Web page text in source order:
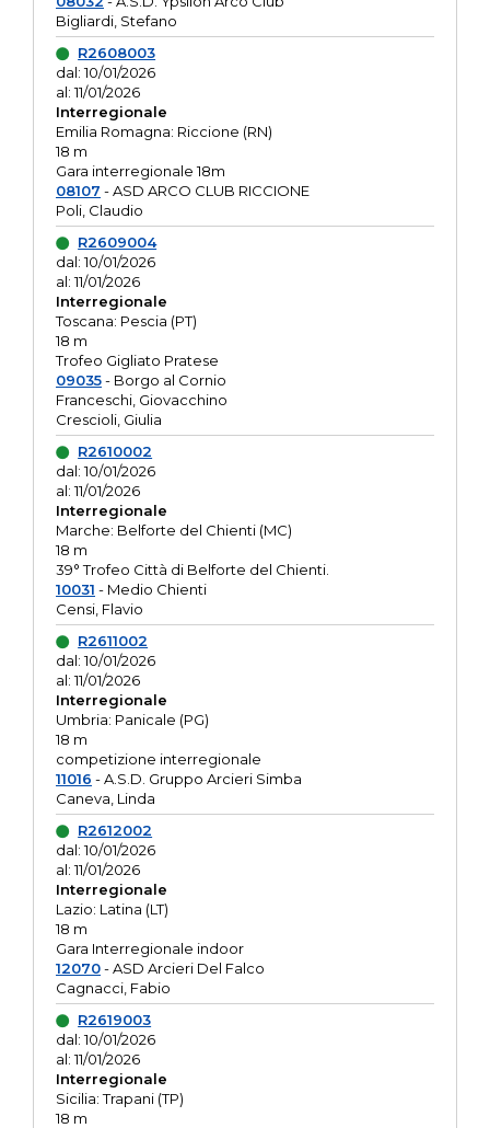
Bigliardi, Stefano
R2608003
dal: 10/01/2026
al: 11/01/2026
Interregionale
Emilia Romagna: Riccione (RN)
18 m
Gara interregionale 18m
08107 - ASD ARCO CLUB RICCIONE
Poli, Claudio
R2609004
dal: 10/01/2026
al: 11/01/2026
Interregionale
Toscana: Pescia (PT)
18 m
Trofeo Gigliato Pratese
09035- Borgo al Cornio
Franceschi, Giovacchino
Crescioli, Giulia
R2610002
dal: 10/01/2026
al: 11/01/2026
Interregionale
Marche: Belforte del Chienti (MC)
18 m
39° Trofeo Città di Belforte del Chienti.
10031 - Medio Chienti
Censi, Flavio
R2611002
dal: 10/01/2026
al: 11/01/2026
Interregionale
Umbria: Panicale (PG)
18 m
competizione interregionale
11016 - A.S.D. Gruppo Arcieri Simba
Caneva, Linda
R2612002
dal: 10/01/2026
al: 11/01/2026
Interregionale
Lazio: Latina (LT)
18 m
Gara Interregionale indoor
12070- ASD Arcieri Del Falco
Cagnacci, Fabio
R2619003
dal: 10/01/2026
al: 11/01/2026
Interregionale
Sicilia: Trapani (TP)
18 m